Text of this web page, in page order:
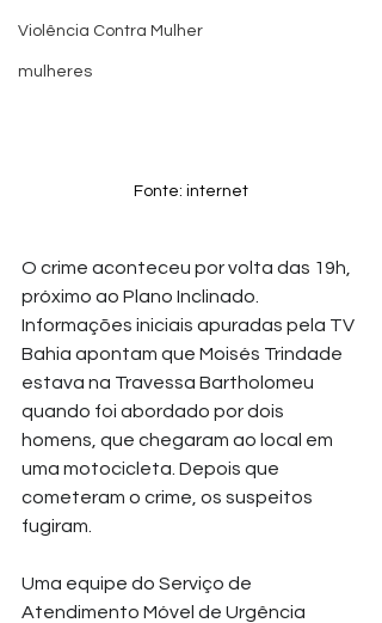
Violência Contra Mulher
mulheres
Fonte: internet
O crime aconteceu por volta das 19h,
próximo ao Plano Inclinado.
Informações iniciais apuradas pela TV
Bahia apontam que Moisés Trindade
estava na Travessa Bartholomeu
quando foi abordado por dois
homens, que chegaram ao local em
uma motocicleta. Depois que
cometeram o crime, os suspeitos
fugiram.
Uma equipe do Serviço de
Atendimento Móvel de Urgência